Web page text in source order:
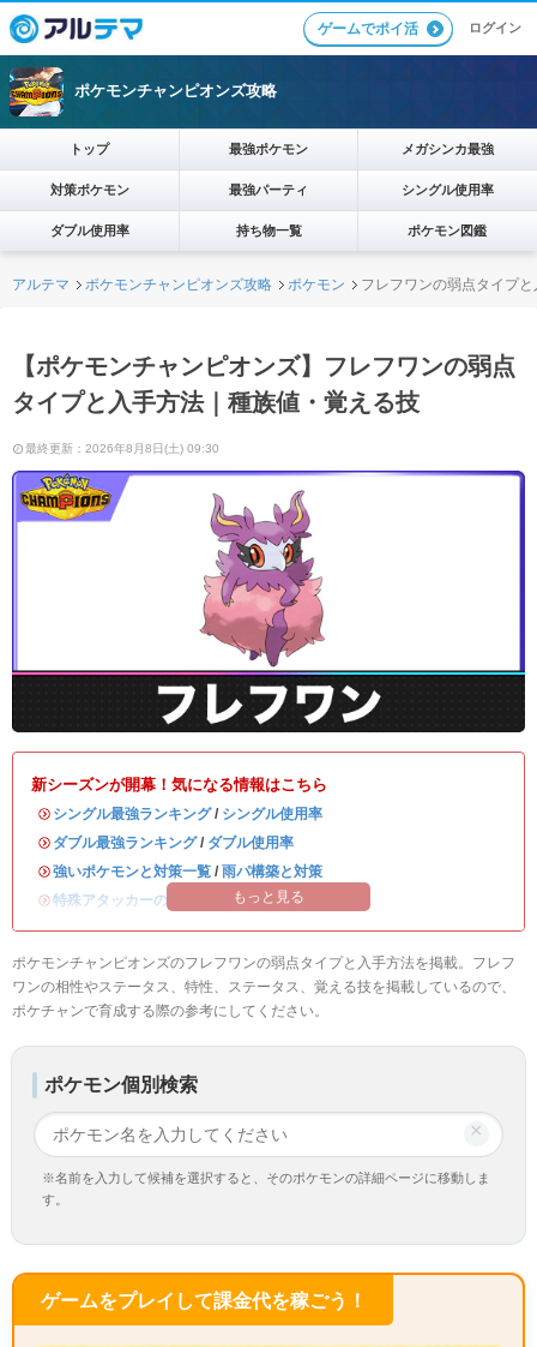
ゲームでポイ活 ログイン
ポケモンチャンピオンズ攻略
トップ 最強ポケモン メガシンカ最強
対策ポケモン 最強パーティ シングル使用率
ダブル使用率 持ち物一覧 ポケモン図鑑
アルテマ ポケモンチャンピオンズ攻略 ポケモン フレフワンの弱点タイプ
【ポケモンチャンピオンズ】フレフワンの弱点
タイプと入手方法｜種族値・覚える技
最終更新：2026年8月8日(土) 09:30
新シーズンが開幕！気になる情報はこちら
・ シングル最強ランキング/ シングル使用率
・ ダブル最強ランキング/ ダブル使用率
・強いポケモンと対策一覧 / 雨パ構築と対策
・特殊アタッカーのおすすめランキング
もっと見る
ポケモンチャンピオンズのフレフワンの弱点タイプと入手方法を掲載。フレフ
ワンの相性やステータス、特性、ステータス、覚える技を掲載しているので、
ポケチャンで育成する際の参考にしてください。
ポケモン個別検索
×
※名前を入力して候補を選択すると、そのポケモンの詳細ページに移動しま
す。
ゲームをプレイして課金代を稼ごう！